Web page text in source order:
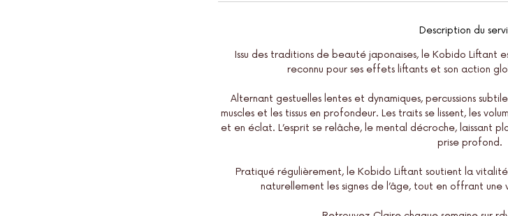
Description du
Issu des traditions de beauté japonaises, le Kobido Liftant
reconnu pour ses effets liftants et son action
Alternant gestuelles lentes et dynamiques, percussions
muscles et les tissus en profondeur. Les traits se lissent, les
et en éclat. L’esprit se relâche, le mental décroche, laissant
prise profond.
Pratiqué régulièrement, le Kobido Liftant soutient la
naturellement les signes de l’âge, tout en offrant